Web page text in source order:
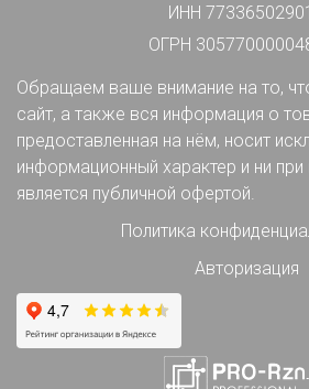
ИНН
ОГРН
Обращаем ваше внимание на то,
сайт, а также вся информация о
предоставленная на нём, носит
информационный характер и ни при
является публичной офертой.
Политика
Авторизация